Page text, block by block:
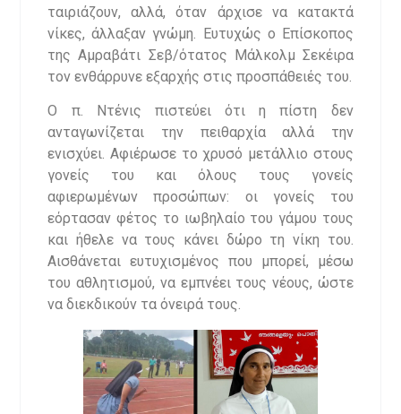
ταιριάζουν, αλλά, όταν άρχισε να κατακτά
νίκες, άλλαξαν γνώμη. Ευτυχώς ο Επίσκοπος
της Αμραβάτι Σεβ/ότατος Μάλκολμ Σεκέιρα
τον ενθάρρυνε εξαρχής στις προσπάθειές του.
Ο π. Ντένις πιστεύει ότι η πίστη δεν
ανταγωνίζεται την πειθαρχία αλλά την
ενισχύει. Αφιέρωσε το χρυσό μετάλλιο στους
γονείς του και όλους τους γονείς
αφιερωμένων προσώπων: οι γονείς του
εόρτασαν φέτος το ιωβηλαίο του γάμου τους
και ήθελε να τους κάνει δώρο τη νίκη του.
Αισθάνεται ευτυχισμένος που μπορεί, μέσω
του αθλητισμού, να εμπνέει τους νέους, ώστε
να διεκδικούν τα όνειρά τους.